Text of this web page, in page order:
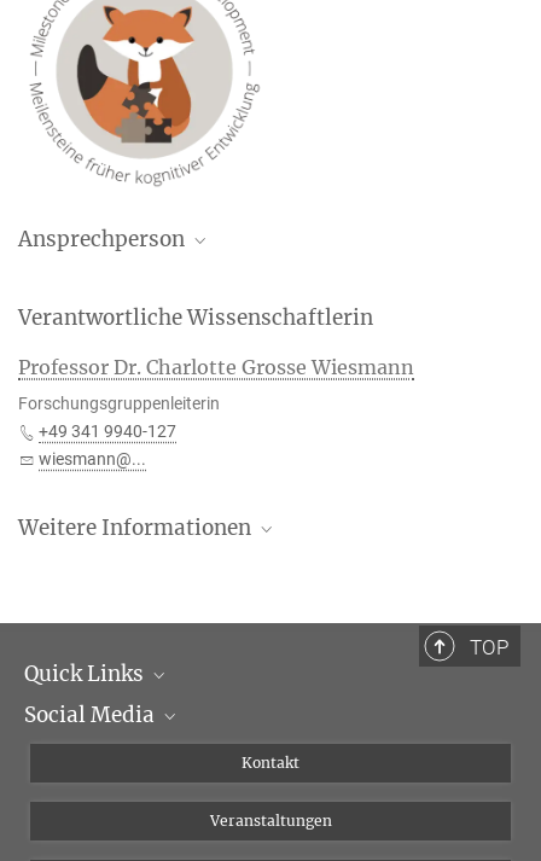
Ansprechperson
Doktorandin (Stipendium "China Scholarship Council")
Verantwortliche Wissenschaftlerin
Professor Dr. Charlotte Grosse Wiesmann
Forschungsgruppenleiterin
+49 341 9940-127
wiesmann@...
Weitere Informationen
KinderSchaffenWissen zu finden.
TOP
Quick Links
Institutsleitung
Social Media
Bluesky
YouTube
Kontakt
Veranstaltungen